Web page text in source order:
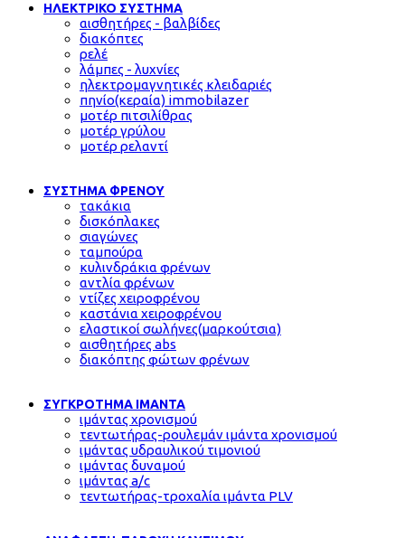
ΗΛΕΚΤΡΙΚΟ ΣΥΣΤΗΜΑ
αισθητήρες - βαλβίδες
διακόπτες
ρελέ
λάμπες - λυχνίες
ηλεκτρομαγνητικές κλειδαριές
πηνίο(κεραία) immobilazer
μοτέρ πιτσιλίθρας
μοτέρ γρύλου
μοτέρ ρελαντί
ΣΥΣΤΗΜΑ ΦΡΕΝΟΥ
τακάκια
δισκόπλακες
σιαγώνες
ταμπούρα
κυλινδράκια φρένων
αντλία φρένων
ντίζες χειροφρένου
καστάνια χειροφρένου
ελαστικοί σωλήνες(μαρκούτσια)
αισθητήρες abs
διακόπτης φώτων φρένων
ΣΥΓΚΡΟΤΗΜΑ ΙΜΑΝΤΑ
ιμάντας χρονισμού
τεντωτήρας-ρουλεμάν ιμάντα χρονισμού
ιμάντας υδραυλικού τιμονιού
ιμάντας δυναμού
ιμάντας a/c
τεντωτήρας-τροχαλία ιμάντα PLV